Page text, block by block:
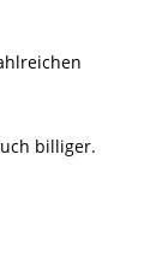
billiger.